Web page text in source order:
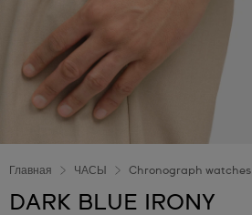
Главная ЧАСЫ Chronograph watches
DARK BLUE IRONY